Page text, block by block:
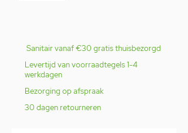
Sanitair vanaf €30 gratis thuisbezorgd
Levertijd van voorraadtegels 1-4
werkdagen
Bezorging op afspraak
30 dagen retourneren